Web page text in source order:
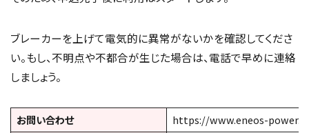
ブレーカーを上げて電気的に異常がないかを確認してくださ
い。もし、不明点や不都合が生じた場合は、電話で早めに連絡
しましょう。
お問い合わせ
https://www.eneos-